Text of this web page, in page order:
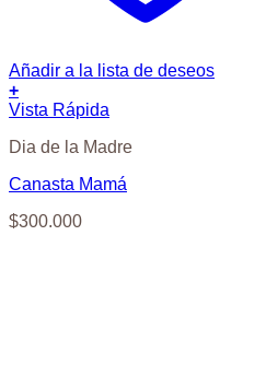
Añadir a la lista de deseos
+
Vista Rápida
Dia de la Madre
Canasta Mamá
$300.000